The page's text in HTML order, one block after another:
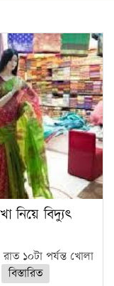
নিয়ে বিদ্যুৎ
১০টা পর্যন্ত খোলা
বিস্তারিত